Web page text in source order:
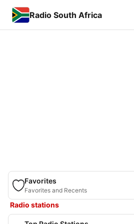
Radio South Africa
Favorites
Favorites and Recents
Radio stations